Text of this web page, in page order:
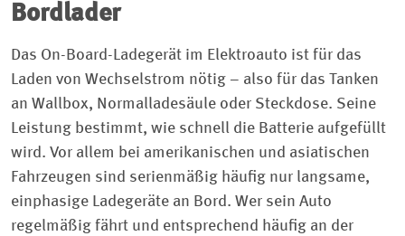
Bordlader
Das On-Board-Ladegerät im Elektroauto ist für das
Laden von Wechselstrom nötig – also für das Tanken
an Wallbox, Normalladesäule oder Steckdose. Seine
Leistung bestimmt, wie schnell die Batterie aufgefüllt
wird. Vor allem bei amerikanischen und asiatischen
Fahrzeugen sind serienmäßig häufig nur langsame,
einphasige Ladegeräte an Bord. Wer sein Auto
regelmäßig fährt und entsprechend häufig an der